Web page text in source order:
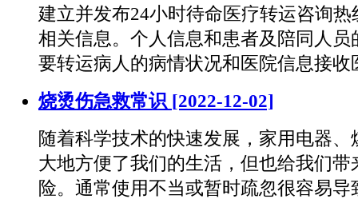
建立并发布24小时待命医疗转运咨询
相关信息。个人信息和患者及陪同人员
要转运病人的病情状况和医院信息接收
烧烫伤急救常识 [2022-12-02]
随着科学技术的快速发展，家用电器
大地方便了我们的生活，但也给我们带
险。通常使用不当或暂时疏忽很容易